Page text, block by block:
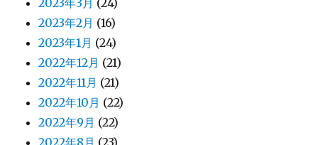
2023年3月 (24)
2023年2月 (16)
2023年1月 (24)
2022年12月 (21)
2022年11月 (21)
2022年10月 (22)
2022年9月 (22)